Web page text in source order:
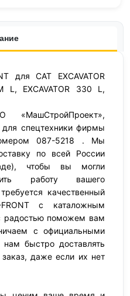
для CAT EXCAVATOR
L, EXCAVATOR 330 L,
для спецтехники фирмы
087-5218 . Мы
по всей России
чтобы вы могли
работу вашего
качественный
с каталожным
поможем вам
с официальными
быстро доставлять
даже если их нет